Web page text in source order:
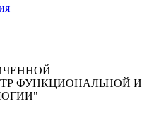
ФУНКЦИОНАЛЬНОЙ И